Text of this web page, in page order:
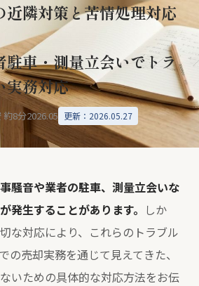
近隣対策と苦情処理対応
駐車・測量立会いでトラ
実務対応
約8分2026.05 更新：2026.05.27
騒音や業者の駐車、測量立会いな
発生することがあります。 しか
な対応により、これらのトラブル
の売却実務を通じて見えてきた、
いための具体的な対応方法をお伝